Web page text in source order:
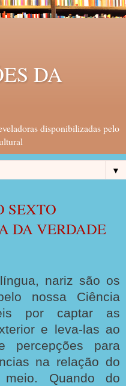
DA
disponibilizadas pelo
▼
SEXTO
DA VERDADE
nariz são os
nossa Ciência
por captar as
e leva-las ao
percepções para
na relação do
Quando do